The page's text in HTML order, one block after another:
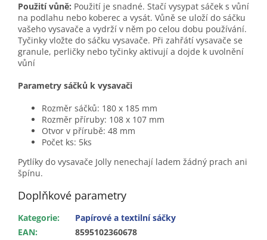
Použití vůně: Použití je snadné. Stačí vysypat sáček s vůní
na podlahu nebo koberec a vysát. Vůně se uloží do sáčku
vašeho vysavače a vydrží v něm po celou dobu používání.
Tyčinky vložte do sáčku vysavače. Při zahřátí vysavače se
granule, perličky nebo tyčinky aktivují a dojde k uvolnění
vůní
Parametry sáčků k vysavači
Rozměr sáčků: 180 x 185 mm
Rozměr příruby: 108 x 107 mm
Otvor v přírubě: 48 mm
Počet ks: 5ks
Pytlíky do vysavače Jolly nenechají ladem žádný prach ani
špínu.
Doplňkové parametry
Kategorie:
Papírové a textilní sáčky
EAN: 8595102360678